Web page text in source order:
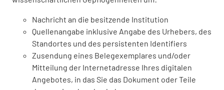
Nachricht an die besitzende Institution
Quellenangabe inklusive Angabe des Urhebers, des
Standortes und des persistenten Identifiers
Zusendung eines Belegexemplares und/oder
Mitteilung der Internetadresse Ihres digitalen
Angebotes, in das Sie das Dokument oder Teile